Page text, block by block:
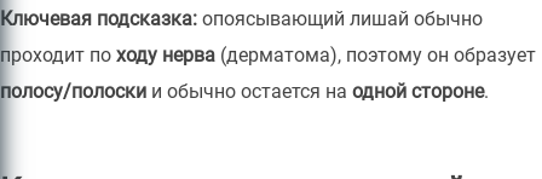
Ключевая подсказка: опоясывающий лишай обычно
проходит по ходу нерва (дерматома), поэтому он образует
полосу/полоски и обычно остается на одной стороне.